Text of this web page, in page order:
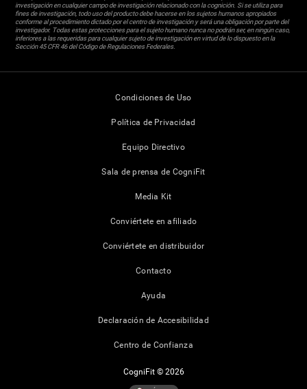
investigación en cualquier campo de investigación relacionado con la cognición. Si se utiliza para
fines de investigación, todo uso del producto debe hacerse en los sujetos humanos apropiados
conforme al procedimiento dictado por el centro de investigación y será una obligación por parte del
investigador. Todas estas protecciones para el sujeto humano nunca no podrán ser, en ningún caso,
inferiores a las requeridas para cualquier sujeto de investigación en virtud de lo dispuesto en la
Sección 45 CFR 46 del Código de Regulaciones Federales.
Condiciones de Uso
Política de Privacidad
Equipo Directivo
Sala de prensa de CogniFit
Media Kit
Conviértete en afiliado
Conviértete en distribuidor
Contacto
Ayuda
Declaración de Accesibilidad
Centro de Confianza
CogniFit © 2026